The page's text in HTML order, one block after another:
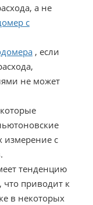
а не
с
, если
не может
измерение с
тенденцию
что приводит к
в некоторых